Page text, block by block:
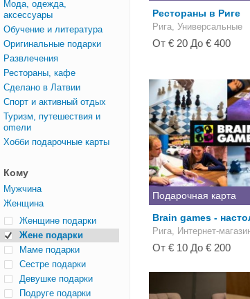
Мода, одежда,
аксессуары
Обучение и литература
Оригинальные подарки
Развлечения
Рестораны, кафе
Сделано в Латвии
Спорт и активный отдых
Туризм, путешествия и
оmели
Хобби подарочные карты
Кому
Mужчина
Женщина
Женщине подарки
Жене подарки
Маме подарки
Сестре подарки
Девушке подарки
Подруге подарки
Рестораны в Риге
Рига, Универсальные
От € 20 До € 400
Подарочная карта
Brain games -
Рига, Интернет-
От € 10 До € 200